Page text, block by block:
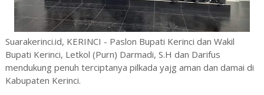
Suarakerinci.id, KERINCI - Paslon Bupati Kerinci dan Wakil
Bupati Kerinci, Letkol (Purn) Darmadi, S.H dan Darifus
mendukung penuh terciptanya pilkada yajg aman dan damai di
Kabupaten Kerinci.